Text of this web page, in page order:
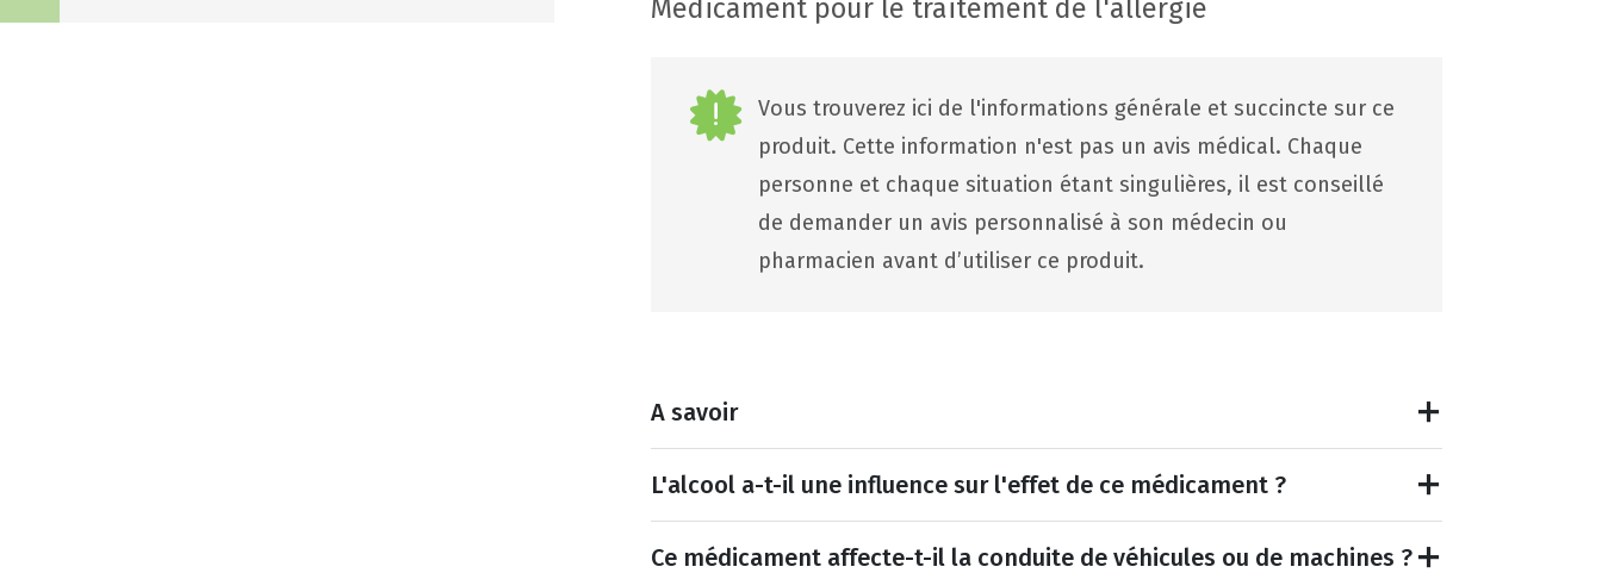
Médicament pour le traitement de l'allergie
Vous trouverez ici de l'informations générale et succincte sur ce
produit. Cette information n'est pas un avis médical. Chaque
personne et chaque situation étant singulières, il est conseillé
de demander un avis personnalisé à son médecin ou
pharmacien avant d’utiliser ce produit.
A savoir
L'alcool a-t-il une influence sur l'effet de ce médicament ?
Ce médicament affecte-t-il la conduite de véhicules ou de machines ?